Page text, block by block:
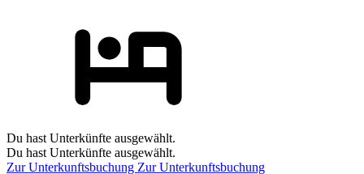
Du hast Unterkünfte ausgewählt.
Du hast Unterkünfte ausgewählt.
Zur Unterkunftsbuchung Zur Unterkunftsbuchung